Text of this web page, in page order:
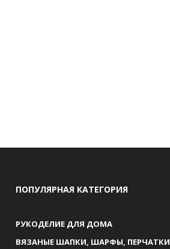
ПОПУЛЯРНАЯ КАТЕГОРИЯ
РУКОДЕЛИЕ ДЛЯ ДОМА
ВЯЗАНЫЕ ШАПКИ, ШАРФЫ, ПЕРЧАТКИ